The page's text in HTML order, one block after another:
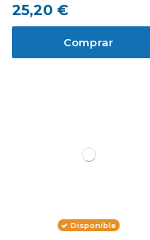
25,20 €
Comprar
Disponible